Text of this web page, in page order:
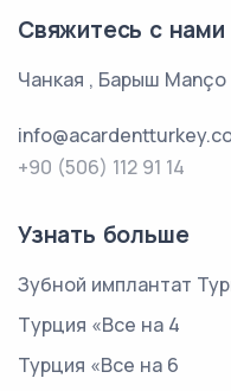
Свяжитесь с нами
Чанкая , Барыш
+90 (506) 112 91 14
Узнать больше
Зубной имплантат
Tурция «Все на 4
Турция «Все на 6